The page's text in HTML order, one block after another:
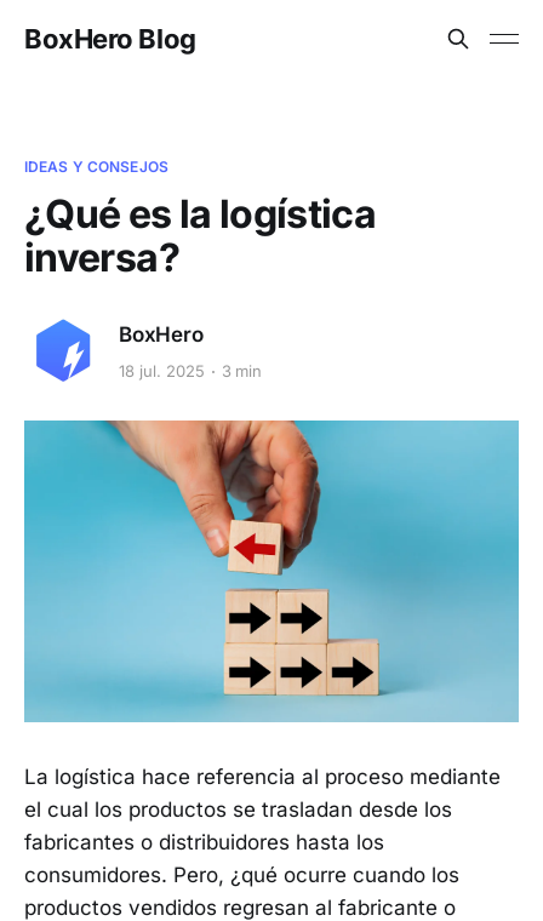
BoxHero Blog
IDEAS Y CONSEJOS
¿Qué es la logística
inversa?
BoxHero
18 jul. 2025 3 min
La logística hace referencia al proceso mediante
el cual los productos se trasladan desde los
fabricantes o distribuidores hasta los
consumidores. Pero, ¿qué ocurre cuando los
productos vendidos regresan al fabricante o